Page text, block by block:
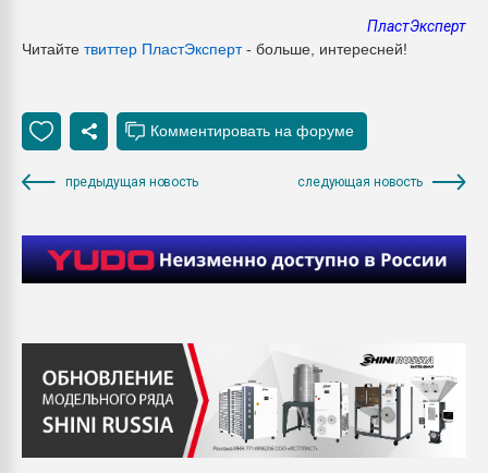
ПластЭксперт
Читайте твиттер ПластЭксперт- больше, интересней!
предыдущая новость следующая новость